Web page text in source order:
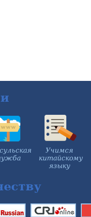
Учимся
китайскому
языку